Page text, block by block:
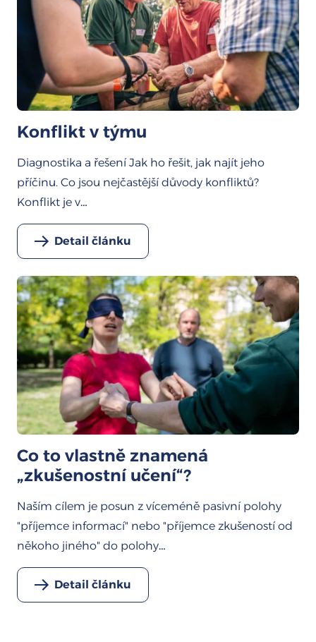
Konflikt v týmu
Diagnostika a řešení Jak ho řešit, jak najít jeho
příčinu. Co jsou nejčastější důvody konfliktů?
Konflikt je v…
Detail článku
Co to vlastně znamená
„zkušenostní učení“?
Naším cílem je posun z víceméně pasivní polohy
"příjemce informací" nebo "příjemce zkušeností od
někoho jiného" do polohy…
Detail článku